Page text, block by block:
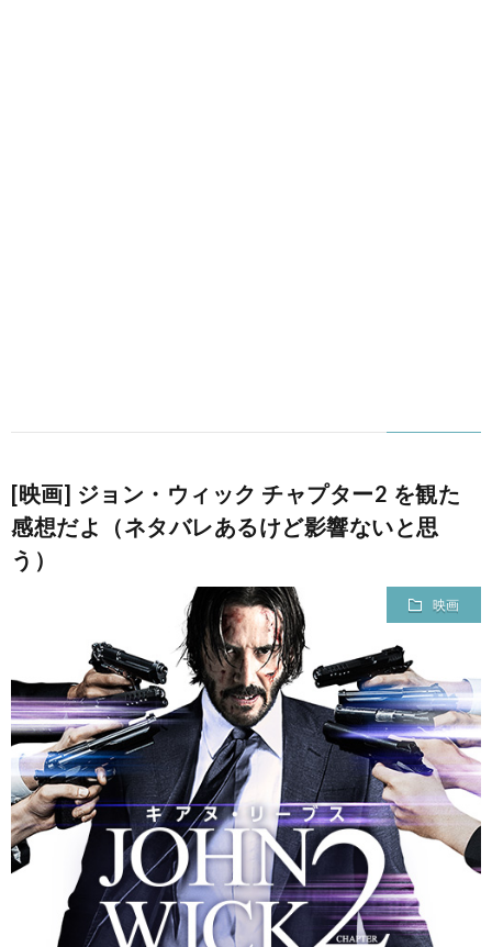
[映画] ジョン・ウィック チャプター2 を観た
感想だよ（ネタバレあるけど影響ないと思
う）
映画